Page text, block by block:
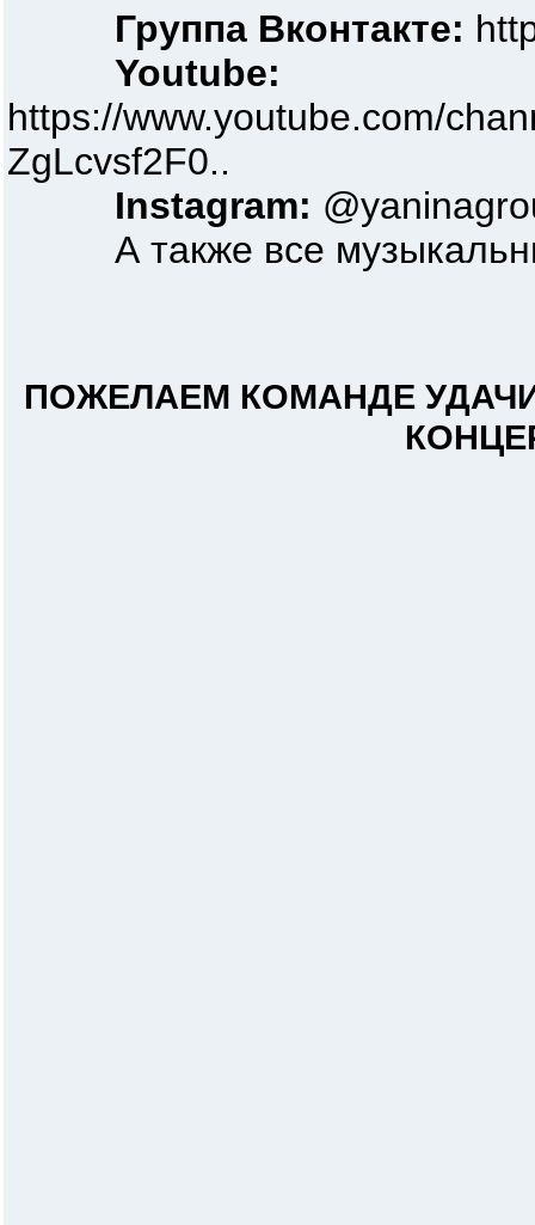
Группа Вконтакте:
Youtube:
https://www.youtube.com/
ZgLcvsf2F0..
Instagram:
А также все
ПОЖЕЛАЕМ КОМАНДЕ